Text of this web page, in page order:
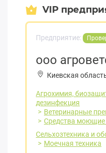
VIP
Предприятие:
ооо
Киевская
Агрохимия,
дезинфекция
Ветеринарные
Средства
Сельхозтехника и
Моечная техника